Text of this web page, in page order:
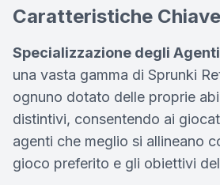
Caratteristiche Chiave
Specializzazione degli Agenti
una vasta gamma di Sprunki
ognuno dotato delle proprie
distintivi, consentendo ai
agenti che meglio si allineano
gioco preferito e gli obiettivi